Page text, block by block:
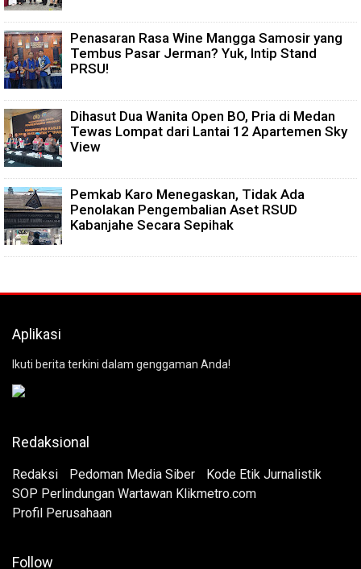
Penasaran Rasa Wine Mangga Samosir yang
Tembus Pasar Jerman? Yuk, Intip Stand
PRSU!
Dihasut Dua Wanita Open BO, Pria di Medan
Tewas Lompat dari Lantai 12 Apartemen Sky
View
Pemkab Karo Menegaskan, Tidak Ada
Penolakan Pengembalian Aset RSUD
Kabanjahe Secara Sepihak
Aplikasi
Ikuti berita terkini dalam genggaman Anda!
Redaksional
Redaksi Pedoman Media Siber
Kode Etik Jurnalistik
SOP Perlindungan Wartawan Klikmetro.com
Profil Perusahaan
Follow